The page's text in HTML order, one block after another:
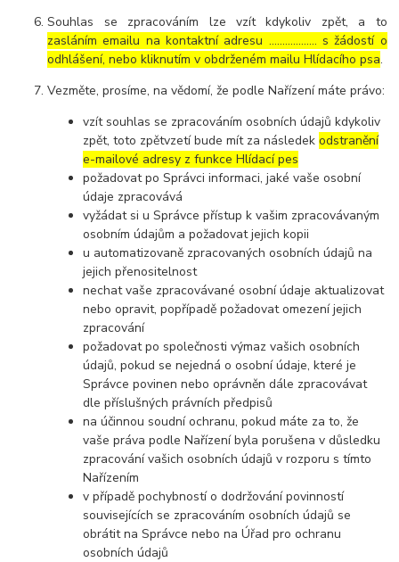
Souhlas se zpracováním lze vzít kdykoliv zpět, a to
zasláním emailu na kontaktní adresu ..……………. s žádostí o
odhlášení, nebo kliknutím v obdrženém mailu Hlídacího psa.
Vezměte, prosíme, na vědomí, že podle Nařízení máte právo:
vzít souhlas se zpracováním osobních údajů kdykoliv
zpět, toto zpětvzetí bude mít za následekodstranění
e-mailové adresy z funkce Hlídací pes
požadovat po Správci informaci, jaké vaše osobní
údaje zpracovává
vyžádat si u Správce přístup k vašim zpracovávaným
osobním údajům a požadovat jejich kopii
u automatizovaně zpracovaných osobních údajů na
jejich přenositelnost
nechat vaše zpracovávané osobní údaje aktualizovat
nebo opravit, popřípadě požadovat omezení jejich
zpracování
požadovat po společnosti výmaz vašich osobních
údajů, pokud se nejedná o osobní údaje, které je
Správce povinen nebo oprávněn dále zpracovávat
dle příslušných právních předpisů
na účinnou soudní ochranu, pokud máte za to, že
vaše práva podle Nařízení byla porušena v důsledku
zpracování vašich osobních údajů v rozporu s tímto
Nařízením
v případě pochybností o dodržování povinností
souvisejících se zpracováním osobních údajů se
obrátit na Správce nebo na Úřad pro ochranu
osobních údajů